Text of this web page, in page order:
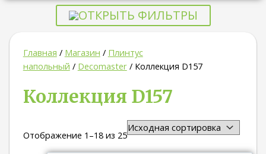
Главная / Магазин / Плинтус
напольный / Decomaster/ Коллекция D157
Коллекция D157
Отображение 1–18 из 25
ОТКРЫТЬ ФИЛЬТРЫ